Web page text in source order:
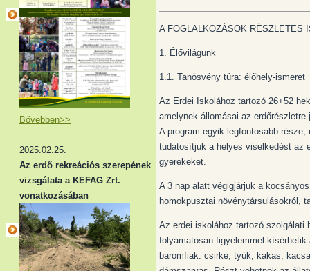
Bővebben>>
2025.02.25.
Az erdő rekreációs szerepének
vizsgálata a KEFAG Zrt.
vonatkozásában
A FOGLALKOZÁSOK RÉSZLETES
1. Élővilágunk
1.1. Tanösvény túra: élőhely-ismeret
Az Erdei Iskolához tartozó 26+52
amelynek állomásai az
A program egyik legfontosabb
tudatosítjuk a helyes viselkedést az
gyerekeket.
A 3 nap alatt végigjárjuk a
homokpusztai növénytársulásokról,
Az erdei iskolához tartozó szolgálati
folyamatosan figyelemmel
baromfiak: csirke, tyúk, kakas,